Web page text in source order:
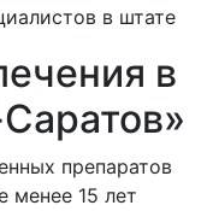
в штате
в
препаратов
менее 15 лет